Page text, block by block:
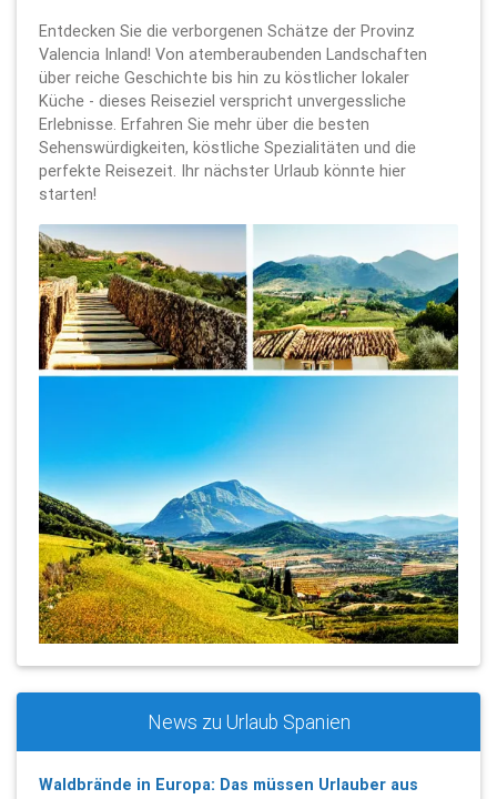
Entdecken Sie die verborgenen Schätze der Provinz
Valencia Inland! Von atemberaubenden Landschaften
über reiche Geschichte bis hin zu köstlicher lokaler
Küche - dieses Reiseziel verspricht unvergessliche
Erlebnisse. Erfahren Sie mehr über die besten
Sehenswürdigkeiten, köstliche Spezialitäten und die
perfekte Reisezeit. Ihr nächster Urlaub könnte hier
starten!
News zu Urlaub Spanien
Waldbrände in Europa: Das müssen Urlauber aus